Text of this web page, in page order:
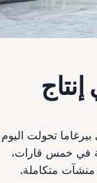
إنتاج
صغير في بيرغاما تحولت اليوم
تصل إلى أكثر من 30 دولة في خمس قارات،